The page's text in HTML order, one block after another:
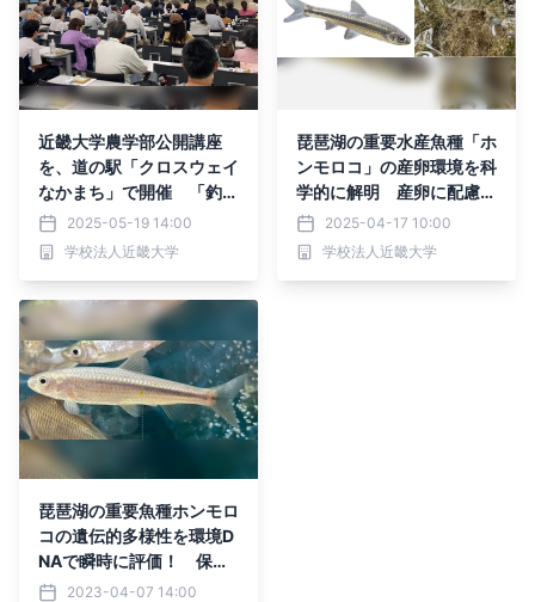
近畿大学農学部公開講座
を、道の駅「クロスウェイ
なかまち」で開催 「釣っ
て良し、食べて良し、ワカ
サギの新しい増やし方」
「不老・長寿は不可能では
2025-05-19 14:00
学校法人近畿大学
琵琶湖の重要水産魚種「ホ
ンモロコ」の産卵環境を科
学的に解明 産卵に配慮し
た湖の水位操作によるホン
モロコの資源回復に期待
2025-04-17 10:00
学校法人近畿大学
琵琶湖の重要魚種ホンモロ
コの遺伝的多様性を環境D
NAで瞬時に評価！ 保全
への活用に期待
2023-04-07 14:00